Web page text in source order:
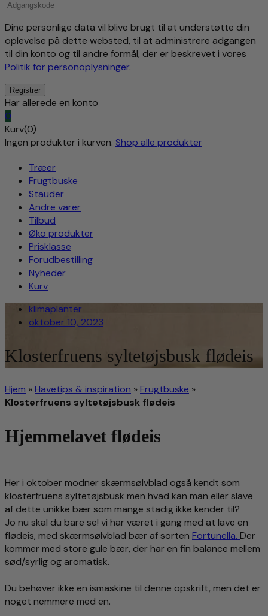
Dine personlige data vil blive brugt til at understøtte din
oplevelse på dette websted, til at administrere adgangen
til din konto og til andre formål, der er beskrevet i vores
Politik for personoplysninger.
Har allerede en konto
0
Kurv(0)
Ingen produkter i kurven. Shop alle produkter
Træer
Frugtbuske
Stauder
Andre varer
Tilbud
Øko produkter
Prisklasse
Forudbestilling
Nyheder
Kurv
klimaplanter
oktober 10, 2023
Klosterfruens syltetøjsbusk flødeis
Hjem »Havetips & inspiration »Frugtbuske »
Klosterfruens syltetøjsbusk flødeis
Hjemmelavet flødeis
Her i oktober modner skærmsølvblad også kendt som
klosterfruens syltetøjsbusk men hvad kan man eller slave
af dette unikke bær som mange stadig ikke kender til?
Jo nu skal du bare se! vi har været i gang med at lave en
flødeis, med skærmsølvblad bær af sorten Fortunella. Der
kommer med store gule bær, der har en fin balance mellem
sød/syrlig og aromatisk.
Du behøver ikke en ismaskine til denne opskrift, men det er
noget nemmere med en.